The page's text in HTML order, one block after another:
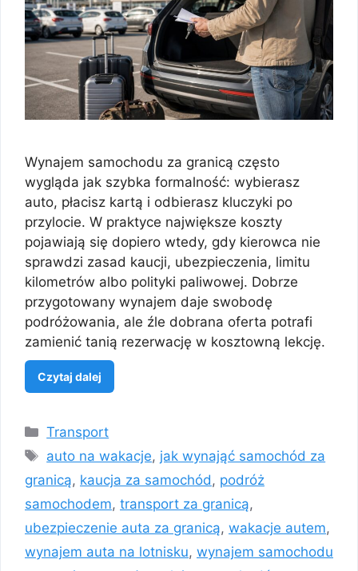
Wynajem samochodu za granicą często
wygląda jak szybka formalność: wybierasz
auto, płacisz kartą i odbierasz kluczyki po
przylocie. W praktyce największe koszty
pojawiają się dopiero wtedy, gdy kierowca nie
sprawdzi zasad kaucji, ubezpieczenia, limitu
kilometrów albo polityki paliwowej. Dobrze
przygotowany wynajem daje swobodę
podróżowania, ale źle dobrana oferta potrafi
zamienić tanią rezerwację w kosztowną lekcję.
Czytaj dalej
Kategorie
Transport
Tagi
auto na wakacje, jak wynająć samochód za
granicą, kaucja za samochód , podróż
samochodem, transport za granicą,
ubezpieczenie auta za granicą, wakacje autem,
wynajem auta na lotnisku, wynajem samochodu